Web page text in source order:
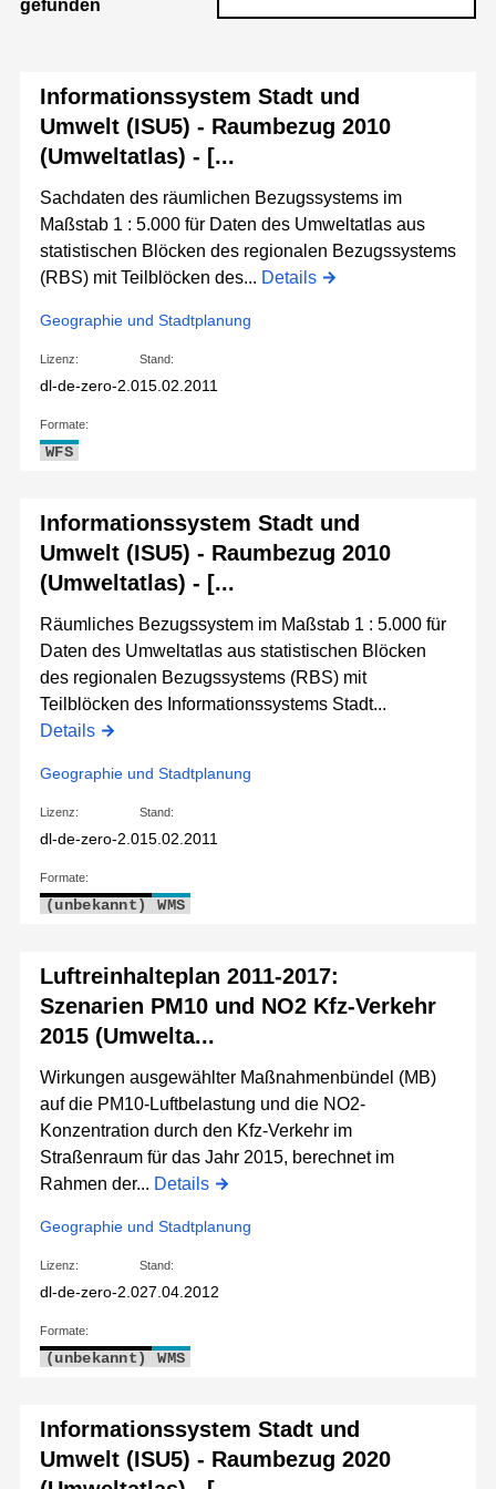
gefunden
Informationssystem Stadt und
Umwelt (ISU5) - Raumbezug 2010
(Umweltatlas) - [...
Sachdaten des räumlichen Bezugssystems im
Maßstab 1 : 5.000 für Daten des Umweltatlas aus
statistischen Blöcken des regionalen Bezugssystems
(RBS) mit Teilblöcken des... Details
Geographie und Stadtplanung
Lizenz:
dl-de-zero-2.0
Stand:
15.02.2011
Formate:
WFS
Informationssystem Stadt und
Umwelt (ISU5) - Raumbezug 2010
(Umweltatlas) - [...
Räumliches Bezugssystem im Maßstab 1 : 5.000 für
Daten des Umweltatlas aus statistischen Blöcken
des regionalen Bezugssystems (RBS) mit
Teilblöcken des Informationssystems Stadt...
Details
Geographie und Stadtplanung
Lizenz:
dl-de-zero-2.0
Stand:
15.02.2011
Formate:
(unbekannt) WMS
Luftreinhalteplan 2011-2017:
Szenarien PM10 und NO2 Kfz-Verkehr
2015 (Umwelta...
Wirkungen ausgewählter Maßnahmenbündel (MB)
auf die PM10-Luftbelastung und die NO2-
Konzentration durch den Kfz-Verkehr im
Straßenraum für das Jahr 2015, berechnet im
Rahmen der... Details
Geographie und Stadtplanung
Lizenz:
dl-de-zero-2.0
Stand:
27.04.2012
Formate:
(unbekannt) WMS
Informationssystem Stadt und
Umwelt (ISU5) - Raumbezug 2020